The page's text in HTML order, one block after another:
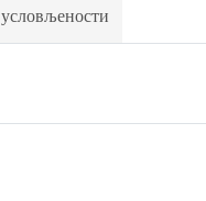
условљености